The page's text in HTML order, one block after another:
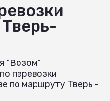
“Возом”
перевозки
по маршруту Тверь -